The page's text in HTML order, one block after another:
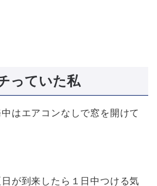
っていた私
はエアコンなしで窓を開けて
が到来したら１日中つける気